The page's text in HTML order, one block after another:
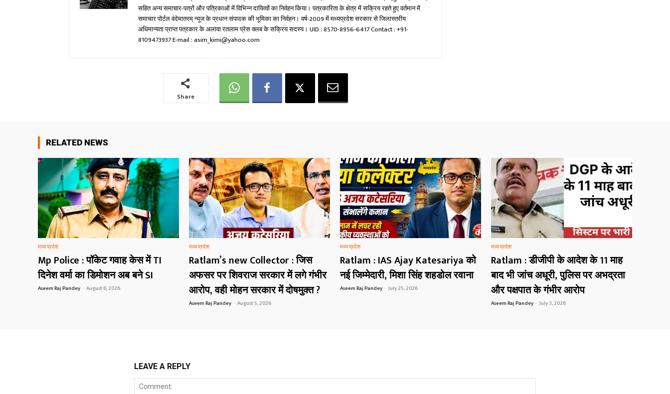
सहित अन्य समाचार-पत्रों और पत्रिकाओं में विभिन्न दायित्वों का निर्वहन किया। पत्रकारिता के क्षेत्र में सक्रिय रहते हुए वर्तमान में
समाचार पोर्टल वंदेमातरम् न्यूज के प्रधान संपादक की भूमिका का निर्वहन। वर्ष-2009 में मध्यप्रदेश सरकार से जिलास्तरीय
अधिमान्यता प्राप्त पत्रकार के अलावा रतलाम प्रेस क्लब के सक्रिय सदस्य। UID : 8570-8956-6417 Contact : +91-
8109473937 E-mail : asim_kimi@yahoo.com
Share
RELATED NEWS
मध्य प्रदेश
Mp Police : पॉकेट गवाह केस में TI
दिनेश वर्मा का डिमोशन अब बने SI
Aseem Raj Pandey - August 6, 2026
मध्य प्रदेश
Ratlam’s new Collector : जिस
अफसर पर शिवराज सरकार में लगे गंभीर
आरोप, वही मोहन सरकार में दोषमुक्त ?
Aseem Raj Pandey - August 5, 2026
मध्य प्रदेश
Ratlam : IAS Ajay Katesariya को
नई जिम्मेदारी, मिशा सिंह शहडोल रवाना
Aseem Raj Pandey - July 25, 2026
मध्य प्रदेश
Ratlam : डीजीपी के आदेश के 11 माह
बाद भी जांच अधूरी, पुलिस पर अभद्रता
और पक्षपात के गंभीर आरोप
Aseem Raj Pandey - July 3, 2026
LEAVE A REPLY